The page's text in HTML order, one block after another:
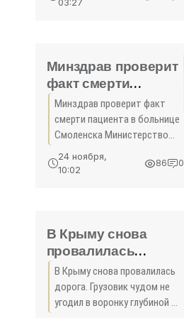
республики о факте продажи
имущества
Минздрав проверит
факт смерти
пациента в
больнице
Смоленска -
«Происшествия»
Минздрав проверит факт
смерти пациента в больнице
Смоленска Министерство
здравоохранения РФ
сообщило, что Федеральная
проверку по
24 ноября,
10:02
86 0
В Крыму снова
провалилась
дорога. Грузовик
чудом не угодил в
воронку глубиной 3
В Крыму снова провалилась
дорога. Грузовик чудом не
угодил в воронку глубиной 3